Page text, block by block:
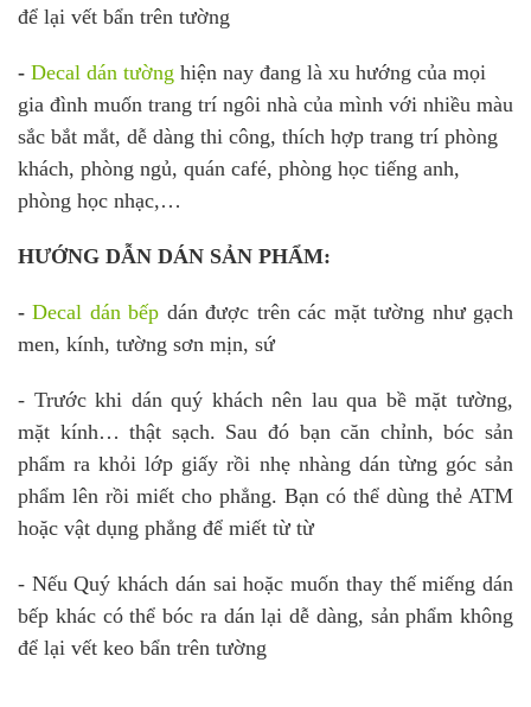
để lại vết bẩn trên tường
- Decal dán tường hiện nay đang là xu hướng của mọi
gia đình muốn trang trí ngôi nhà của mình với nhiều màu
sắc bắt mắt, dễ dàng thi công, thích hợp trang trí phòng
khách, phòng ngủ, quán café, phòng học tiếng anh,
phòng học nhạc,…
HƯỚNG DẪN DÁN SẢN PHẨM:
- Decal dán bếp dán được trên các mặt tường như gạch
men, kính, tường sơn mịn, sứ
- Trước khi dán quý khách nên lau qua bề mặt tường,
mặt kính… thật sạch. Sau đó bạn căn chỉnh, bóc sản
phẩm ra khỏi lớp giấy rồi nhẹ nhàng dán từng góc sản
phẩm lên rồi miết cho phẳng. Bạn có thể dùng thẻ ATM
hoặc vật dụng phẳng để miết từ từ
- Nếu Quý khách dán sai hoặc muốn thay thế miếng dán
bếp khác có thể bóc ra dán lại dễ dàng, sản phẩm không
để lại vết keo bẩn trên tường